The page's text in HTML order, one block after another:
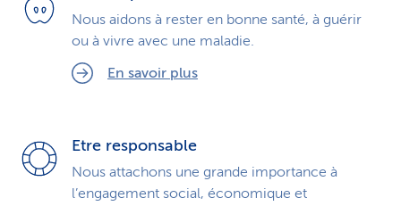
Nous aidons à rester en bonne santé, à guérir
ou à vivre avec une maladie.
En savoir plus
Etre responsable
Nous attachons une grande importance à
l’engagement social, économique et